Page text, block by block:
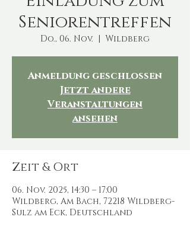
Seniorentreffen
Do., 06. Nov.
  |
Wildberg
Anmeldung geschlossen
Jetzt andere
Veranstaltungen
ansehen
Zeit & Ort
06. Nov. 2025, 14:30 – 17:00
Wildberg, Am Bach, 72218 Wildberg-
Sulz am Eck, Deutschland